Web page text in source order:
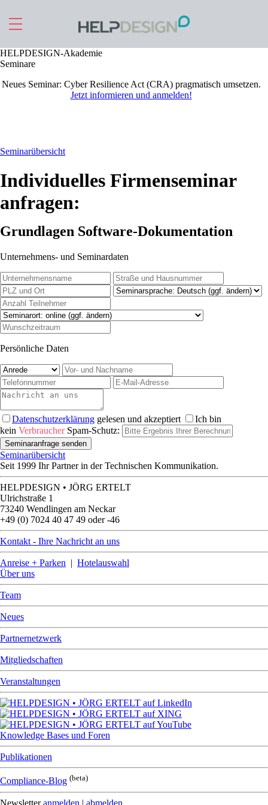
Zu Hauptinhalt springen
HELPDESIGN-Akademie
Seminare
Neues Seminar: Cyber Resilience Act (CRA) pragmatisch umsetzen.
Jetzt informieren und anmelden!
Seminarübersicht
Individuelles Firmenseminar
anfragen:
Grundlagen Software-Dokumentation
Unternehmens- und Seminardaten
Persönliche Daten
Daten­schutz­erklärung gelesen und akzeptiert
Ich bin
kein Verbraucher Spam-Schutz:
Seminaranfrage senden
Seminarübersicht
Seit 1999 Ihr Partner in der Technischen Kommunikation.
HELPDESIGN • JÖRG ERTELT
Ulrichstraße 1
73240 Wendlingen am Neckar
+49 (0) 7024 40 47 49 oder -46
Kontakt - Ihre Nachricht an uns
Anreise + Parken | Hotelauswahl
Über uns
Team
Neues
Partnernetzwerk
Mitgliedschaften
Veranstaltungen
Knowledge Bases und Foren
Publikationen
Compliance-Blog (beta)
Newsletteranmelden | abmelden